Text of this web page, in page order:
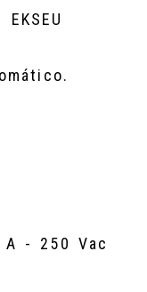
EKSEU
- 250 Vac